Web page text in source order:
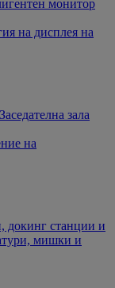
монитор
на дисплея на
Заседателна зала
на
докинг станции и
мишки и